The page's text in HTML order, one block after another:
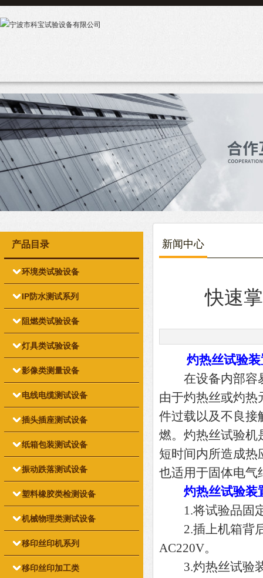
产品目录
环境类试验设备
IP防水测试系列
阻燃类试验设备
灯具类试验设备
影像类测量设备
电线电缆测试设备
插头插座测试设备
纸箱包装测试设备
振动跌落测试设备
塑料橡胶类检测设备
机械物理类测试设备
移印丝印机系列
移印丝印加工类
新闻中心
快速
灼热丝试验
在设备内部容易
由于灼热丝或灼热
件过载以及不良接
燃。灼热丝试验机
短时间内所造成热
也适用于固体电气
灼热丝试验装
1.将试验品固定
2.插上机箱背后
AC220V。
3.灼热丝试验装